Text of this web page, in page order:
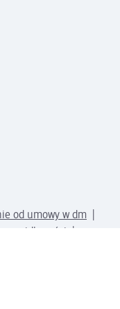
od umowy w dm